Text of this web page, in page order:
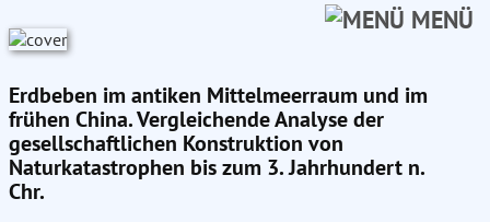
MENÜ
Erdbeben im antiken Mittelmeerraum und im
frühen China. Vergleichende Analyse der
gesellschaftlichen Konstruktion von
Naturkatastrophen bis zum 3. Jahrhundert n.
Chr.